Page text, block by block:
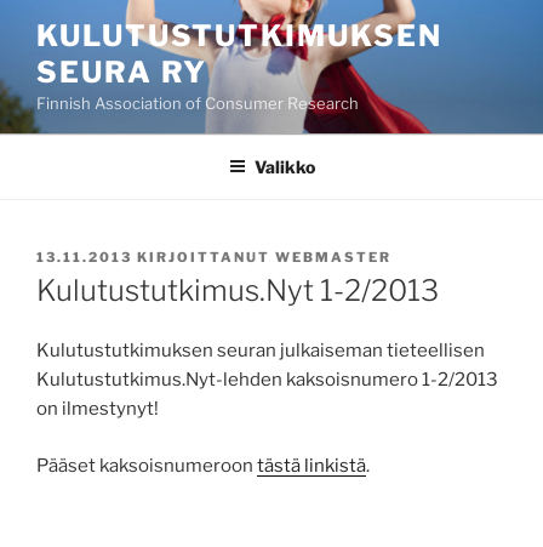
sisältöönKULUTUSTUTKIMUKSEN
SEURA RY
Finnish Association of Consumer Research
Valikko
JULKAISTU
13.11.2013 KIRJOITTANUT WEBMASTER
Kulutustutkimus.Nyt 1-2/2013
Kulutustutkimuksen seuran julkaiseman tieteellisen
Kulutustutkimus.Nyt-lehden kaksoisnumero 1-2/2013
on ilmestynyt!
Pääset kaksoisnumeroon tästä linkistä.